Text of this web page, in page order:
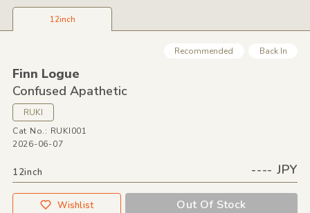
12inch
Recommended Back In
Finn Logue
Confused Apathetic
RUKI
Cat No.: RUKI001
2026-06-07
12inch ---- JPY
Wishlist Out Of Stock